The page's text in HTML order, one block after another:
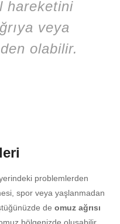
hareketini
veya
olabilir.
problemlerden
spor veya yaşlanmadan
de omuz ağrısı
bölgenizde oluşabilir.